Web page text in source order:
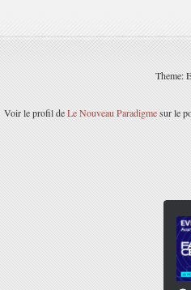
Theme:
Voir le profil deLe Nouveau Paradigmesur le